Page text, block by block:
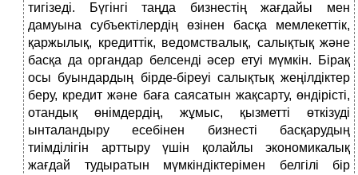
тигізеді. Бүгінгі таңда бизнестің жағдайы мен
дамуына субъектілердің өзінен басқа мемлекеттік,
қаржылық, кредиттік, ведомствалық, салықтық және
басқа да органдар белсенді әсер етуі мүмкін. Бірақ
осы буындардың бірде-біреуі салықтық жеңілдіктер
беру, кредит және баға саясатын жақсарту, өндірісті,
отандық өнімдердің, жұмыс, қызметті өткізуді
ынталандыру есебінен бизнесті басқарудың
тиімділігін арттыру үшін қолайлы экономикалық
жағдай тудыратын мүмкіндіктерімен белгілі бір